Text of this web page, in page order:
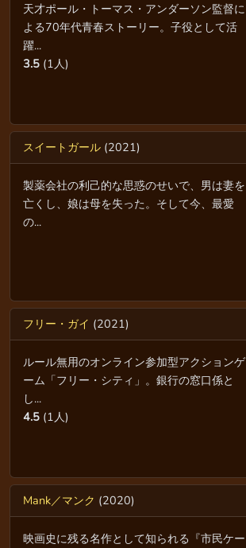
天才ポール・トーマス・アンダーソン監督に
よる70年代青春ストーリー。子役として活
躍...
3.5 (1人)
スイートガール (2021)
製薬会社の利己的な思惑のせいで、男は妻を
亡くし、娘は母を失った。そして今、最愛
の...
フリー・ガイ (2021)
ルール無用のオンライン参加型アクションゲ
ーム「フリー・シティ」。銀行の窓口係と
し...
4.5 (1人)
Mank／マンク (2020)
映画史に残る名作として知られる『市民ケー